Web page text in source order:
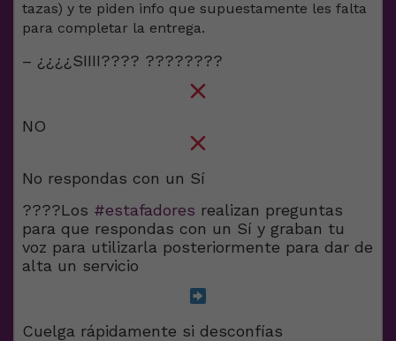
tazas) y te piden info que supuestamente les falta
para completar la entrega.
– ¿¿¿¿SIIII???? ????????
NO
No respondas con un Sí
????Los #estafadores realizan preguntas
para que respondas con un Sí y graban tu
voz para utilizarla posteriormente para dar de
alta un servicio
Cuelga rápidamente si desconfías